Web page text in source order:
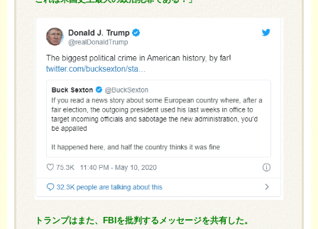
トランプはまた、FBIを批判するメッセージを共有した。